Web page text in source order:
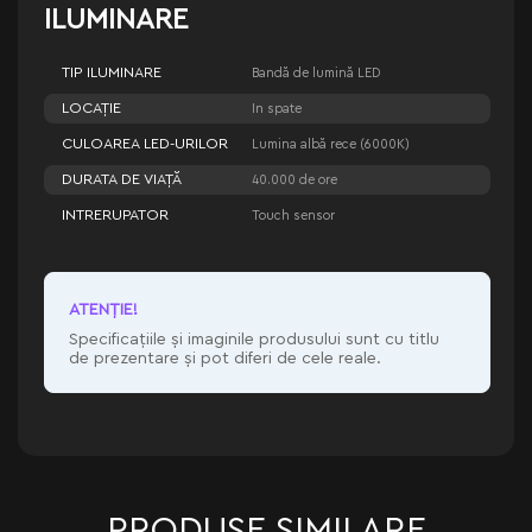
ILUMINARE
TIP ILUMINARE Bandă de lumină LED
LOCAȚIE In spate
CULOAREA LED-URILOR Lumina albă rece (6000K)
DURATA DE VIAȚĂ 40.000 de ore
INTRERUPATOR Touch sensor
ATENŢIE!
Specificațiile și imaginile produsului sunt cu titlu
de prezentare și pot diferi de cele reale.